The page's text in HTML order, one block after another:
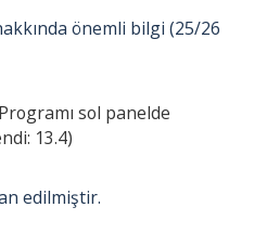
önemli bilgi (25/26
sol panelde
13.4)
edilmiştir.